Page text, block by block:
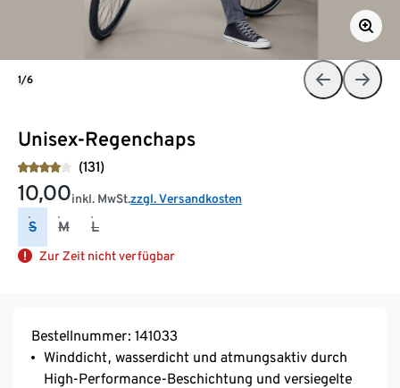
Unisex-Regenchaps
(131)
10,00inkl. MwSt.zzgl. Versandkosten
S M L
Zur Zeit nicht verfügbar
1/6
Bestellnummer: 141033
Winddicht, wasserdicht und atmungsaktiv durch
High-Performance-Beschichtung und versiegelte